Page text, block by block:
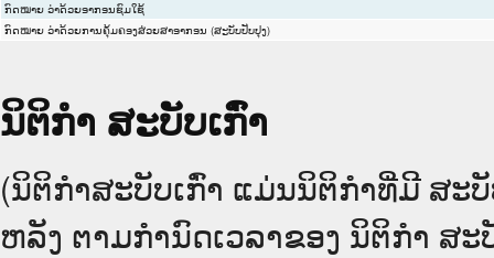
ກົດໝາຍ ວ່າດ້ວຍອາກອນຊົມໃຊ້
ກົດໝາຍ ວ່າດ້ວຍການຄຸ້ມຄອງສ່ວຍສາອາກອນ (ສະບັບປັບປຸງ)
ນິຕິກໍາ ສະບັບເກົ່າ
(ນິຕິກໍາສະບັບເກົ່າ ແມ່ນນິຕິກໍາທີ່ມີ ສ
ຫລັງ ຕາມກໍານົດເວລາຂອງ ນິຕິກໍາ ສະ